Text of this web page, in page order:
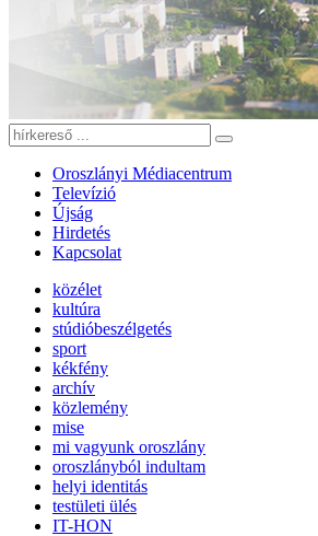
Oroszlányi Médiacentrum
Televízió
Újság
Hirdetés
Kapcsolat
közélet
kultúra
stúdióbeszélgetés
sport
kékfény
archív
közlemény
mise
mi vagyunk oroszlány
oroszlányból indultam
helyi identitás
testületi ülés
IT-HON